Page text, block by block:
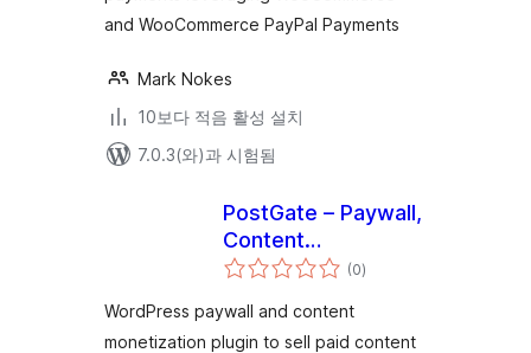
and WooCommerce PayPal Payments
Mark Nokes
10보다 적음 활성 설치
7.0.3(와)과 시험됨
PostGate – Paywall,
Content
Monetization &
(0전
체)
WordPress paywall and content
monetization plugin to sell paid content